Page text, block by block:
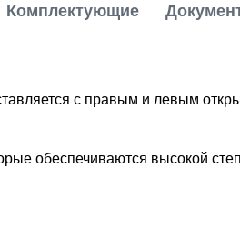
Комплектующие
с правым и левым
обеспечиваются высокой